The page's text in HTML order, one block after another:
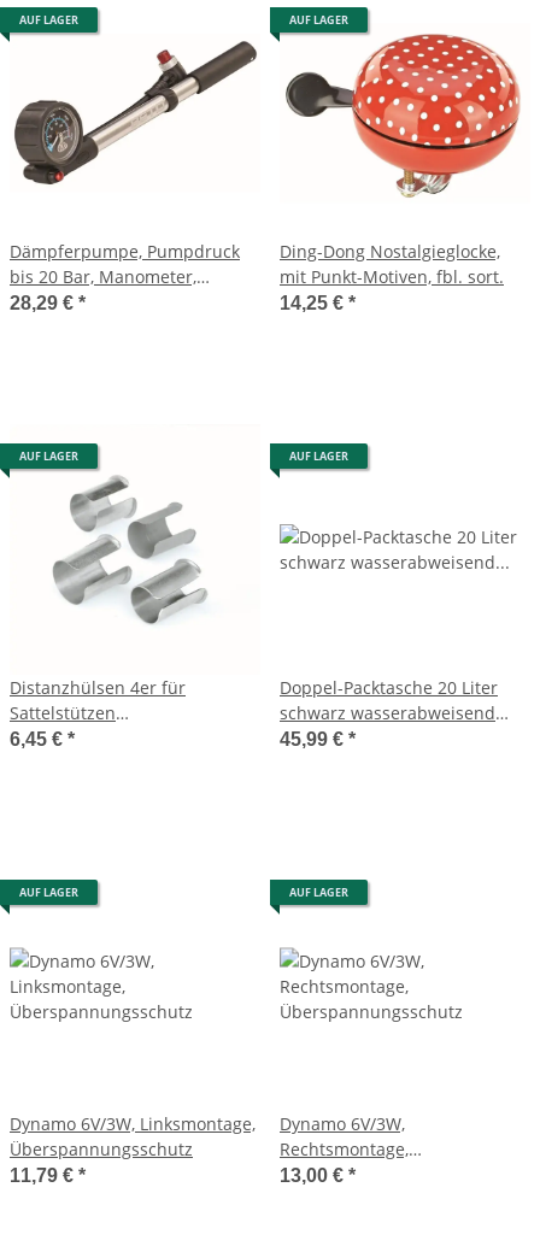
AUF LAGER
Dämpferpumpe, Pumpdruck
bis 20 Bar, Manometer,
Entlüftungsfunktion, T-Griff,
28,29 € *
AUF LAGER
Ding-Dong Nostalgieglocke,
mit Punkt-Motiven, fbl. sort.
14,25 € *
AUF LAGER
Distanzhülsen 4er für
Sattelstützen
0,3/0,4/0,5/1,0mm silber
6,45 € *
AUF LAGER
Doppel-Packtasche 20 Liter
schwarz wasserabweisend
33x35x11,5cm
45,99 € *
AUF LAGER
Dynamo 6V/3W, Linksmontage,
Überspannungsschutz
11,79 € *
AUF LAGER
Dynamo 6V/3W,
Rechtsmontage,
Überspannungsschutz
13,00 € *